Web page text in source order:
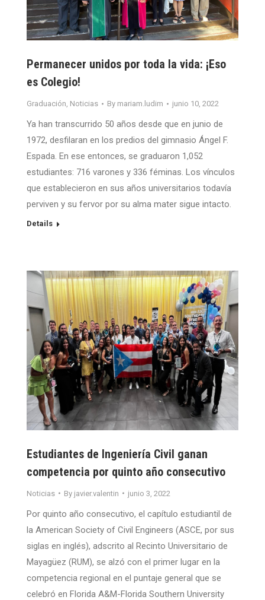
Permanecer unidos por toda la vida: ¡Eso
es Colegio!
Graduación, Noticias By mariam.ludim junio 10, 2022
Ya han transcurrido 50 años desde que en junio de
1972, desfilaran en los predios del gimnasio Ángel F.
Espada. En ese entonces, se graduaron 1,052
estudiantes: 716 varones y 336 féminas. Los vínculos
que establecieron en sus años universitarios todavía
perviven y su fervor por su alma mater sigue intacto.
Details
Estudiantes de Ingeniería Civil ganan
competencia por quinto año consecutivo
Noticias By javier.valentin junio 3, 2022
Por quinto año consecutivo, el capítulo estudiantil de
la American Society of Civil Engineers (ASCE, por sus
siglas en inglés), adscrito al Recinto Universitario de
Mayagüez (RUM), se alzó con el primer lugar en la
competencia regional en el puntaje general que se
celebró en Florida A&M-Florida Southern University